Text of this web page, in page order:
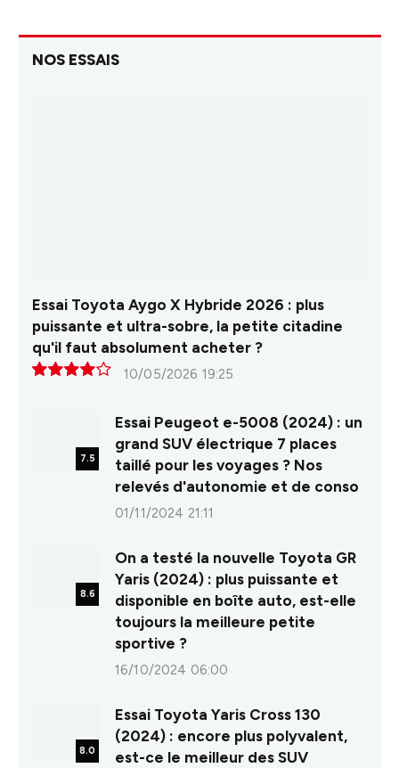
NOS ESSAIS
Essai Toyota Aygo X Hybride 2026 : plus
puissante et ultra-sobre, la petite citadine
qu'il faut absolument acheter ?
10/05/2026 19:25
7.5
Essai Peugeot e-5008 (2024) : un
grand SUV électrique 7 places
taillé pour les voyages ? Nos
relevés d'autonomie et de conso
01/11/2024 21:11
8.6
On a testé la nouvelle Toyota GR
Yaris (2024) : plus puissante et
disponible en boîte auto, est-elle
toujours la meilleure petite
sportive ?
16/10/2024 06:00
8.0
Essai Toyota Yaris Cross 130
(2024) : encore plus polyvalent,
est-ce le meilleur des SUV